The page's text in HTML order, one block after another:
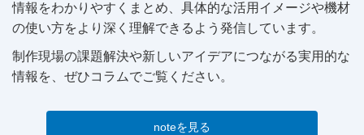
情報をわかりやすくまとめ、具体的な活用イメージや機材
の使い方をより深く理解できるよう発信しています。
制作現場の課題解決や新しいアイデアにつながる実用的な
情報を、ぜひコラムでご覧ください。
noteを見る